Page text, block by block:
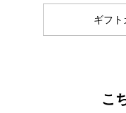
ギフト
こ